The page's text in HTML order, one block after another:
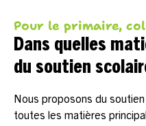
Pour le primaire,
Dans quelles
du soutien
Nous proposons du
toutes les matières